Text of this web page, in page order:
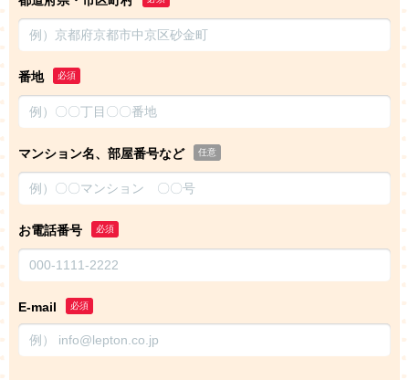
番地 必須
マンション名、部屋番号など 任意
お電話番号 必須
E-mail 必須